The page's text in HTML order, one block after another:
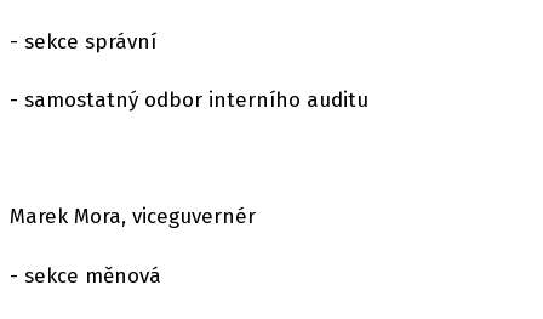
- sekce správní
- samostatný odbor interního auditu
Marek Mora, viceguvernér
- sekce měnová